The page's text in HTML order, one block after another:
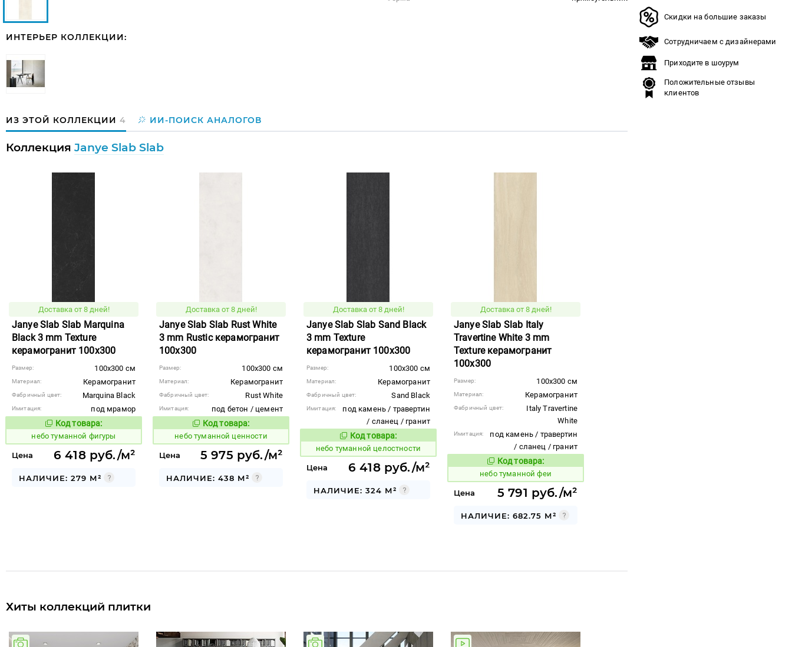
ИНТЕРЬЕР КОЛЛЕКЦИИ:
ИЗ ЭТОЙ КОЛЛЕКЦИИ 4 ИИ-ПОИСК АНАЛОГОВ
Коллекция Janye Slab Slab
Доставка от 8 дней!
Janye Slab Slab Marquina
Black 3 mm Texture
керамогранит 100x300
Размер: 100x300 см
Материал: Керамогранит
Фабричный цвет: Marquina Black
Имитация:
под мрамор
Код товара:
1122615 Код товара:
небо туманной фигуры
Цена 6 418 руб./м²
НАЛИЧИЕ: 279 М²
Доставка от 8 дней!
Janye Slab Slab Rust White
3 mm Rustic керамогранит
100x300
Размер: 100x300 см
Материал: Керамогранит
Фабричный цвет: Rust White
Имитация:
под бетон / цемент
Код товара:
1122617 Код товара:
небо туманной ценности
Цена 5 975 руб./м²
НАЛИЧИЕ: 438 М²
Доставка от 8 дней!
Janye Slab Slab Sand Black
3 mm Texture
керамогранит 100x300
Размер: 100x300 см
Материал: Керамогранит
Фабричный цвет: Sand Black
Имитация:
под камень / травертин
/ сланец / гранит
Код товара:
1122618 Код товара:
небо туманной целостности
Цена 6 418 руб./м²
НАЛИЧИЕ: 324 М²
Доставка от 8 дней!
Janye Slab Slab Italy
Travertine White 3 mm
Texture керамогранит
100x300
Размер: 100x300 см
Материал: Керамогранит
Фабричный цвет:
Italy Travertine
White
Имитация:
под камень / травертин
/ сланец / гранит
Код товара:
1122613 Код товара:
небо туманной феи
Цена 5 791 руб./м²
НАЛИЧИЕ: 682.75 М²
Хиты коллекций плитки
Скидки на большие заказы
Сотрудничаем с дизайнерами
Приходите в шоурум
Положительные отзывы
клиентов